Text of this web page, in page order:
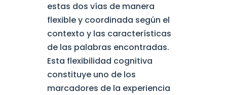
estas dos vías de manera
flexible y coordinada según el
contexto y las características
de las palabras encontradas.
Esta flexibilidad cognitiva
constituye uno de los
marcadores de la experiencia